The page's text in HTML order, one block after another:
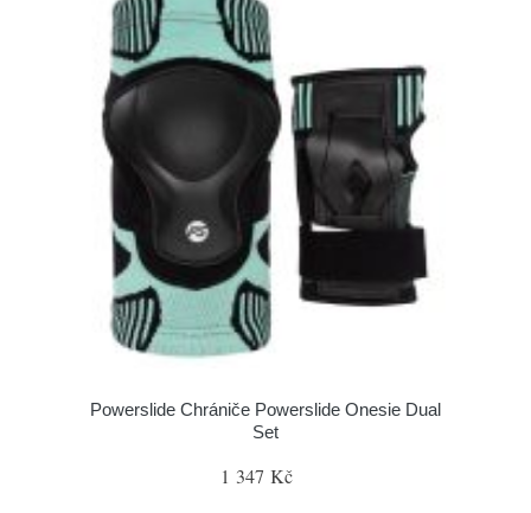
Powerslide Chrániče Powerslide Onesie Dual
Set
1 347 Kč